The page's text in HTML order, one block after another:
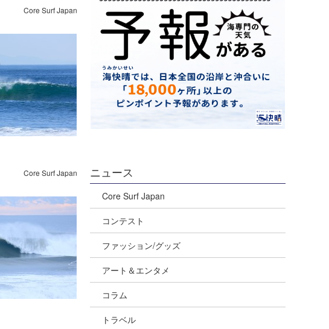
Core Surf Japan
Core Surf Japan ニュース
Core Surf Japan
コンテスト
ファッション/グッズ
アート＆エンタメ
コラム
トラベル